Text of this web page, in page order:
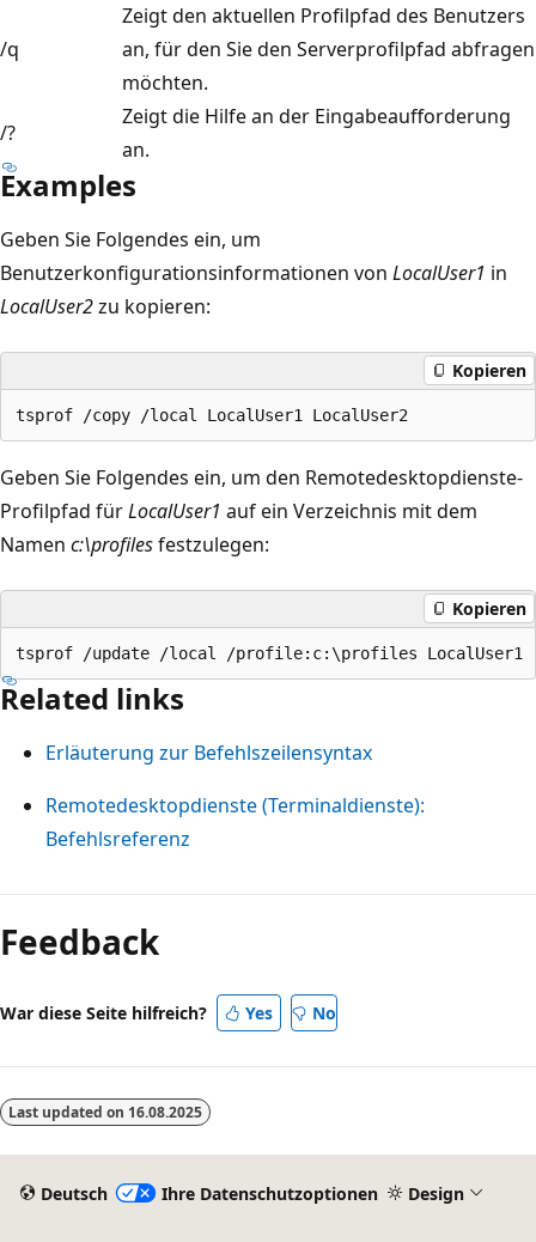
/q
Zeigt den aktuellen Profilpfad des Benutzers
an, für den Sie den Serverprofilpfad abfragen
möchten.
/?
Zeigt die Hilfe an der Eingabeaufforderung
an.
Examples
Geben Sie Folgendes ein, um
Benutzerkonfigurationsinformationen von LocalUser1 in
LocalUser2zu kopieren:
Kopieren
Geben Sie Folgendes ein, um den Remotedesktopdienste-
Profilpfad fürLocalUser1 auf ein Verzeichnis mit dem
Namen c:\profilesfestzulegen:
Kopieren
Related links
Erläuterung zur Befehlszeilensyntax
Remotedesktopdienste (Terminaldienste):
Befehlsreferenz
Lesemodus
deaktiviert
Feedback
War diese Seite hilfreich? Yes No
Last updated on 16.08.2025
Deutsch Ihre Datenschutzoptionen Design